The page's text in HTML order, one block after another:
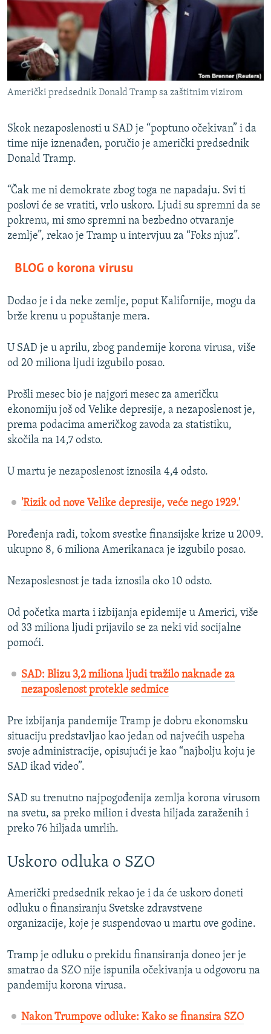
ISPRIČAJ MI
DNEVNO@RSE
SPECIJALI RSE
VIŠE OD NASLOVA
GENOCID U SREBRENICI
POPLAVE I KLIZIŠTA U BIH 2024.
TV LIBERTY
POST SCRIPTUM
MOJA EVROPA
TRI DECENIJE OD RATA U BIH
SVE KARTE DEJTONA
PRATITE NAS
Sve RFE/RL stranice
Američki predsednik Donald Tramp sa zaštitnim vizirom
Skok nezaposlenosti u SAD je “poptuno očekivan” i da
time nije iznenađen, poručio je američki predsednik
Donald Tramp.
“Čak me ni demokrate zbog toga ne napadaju. Svi ti
poslovi će se vratiti, vrlo uskoro. Ljudi su spremni da se
pokrenu, mi smo spremni na bezbedno otvaranje
zemlje”, rekao je Tramp u intervjuu za “Foks njuz”.
BLOG o korona virusu
Dodao je i da neke zemlje, poput Kalifornije, mogu da
brže krenu u popuštanje mera.
U SAD je u aprilu, zbog pandemije korona virusa, više
od 20 miliona ljudi izgubilo posao.
Prošli mesec bio je najgori mesec za američku
ekonomiju još od Velike depresije, a nezaposlenost je,
prema podacima američkog zavoda za statistiku,
skočila na 14,7 odsto.
U martu je nezaposlenost iznosila 4,4 odsto.
'Rizik od nove Velike depresije, veće nego 1929.'
Poređenja radi, tokom svestke finansijske krize u 2009.
ukupno 8, 6 miliona Amerikanaca je izgubilo posao.
Nezaposlesnost je tada iznosila oko 10 odsto.
Od početka marta i izbijanja epidemije u Americi, više
od 33 miliona ljudi prijavilo se za neki vid socijalne
pomoći.
SAD: Blizu 3,2 miliona ljudi tražilo naknade za
nezaposlenost protekle sedmice
Pre izbijanja pandemije Tramp je dobru ekonomsku
situaciju predstavljao kao jedan od najvećih uspeha
svoje administracije, opisujući je kao “najbolju koju je
SAD ikad video”.
SAD su trenutno najpogođenija zemlja korona virusom
na svetu, sa preko milion i dvesta hiljada zaraženih i
preko 76 hiljada umrlih.
Uskoro odluka o SZO
Američki predsednik rekao je i da će uskoro doneti
odluku o finansiranju Svetske zdravstvene
organizacije, koje je suspendovao u martu ove godine.
Tramp je odluku o prekidu finansiranja doneo jer je
smatrao da SZO nije ispunila očekivanja u odgovoru na
pandemiju korona virusa.
Nakon Trumpove odluke: Kako se finansira SZO